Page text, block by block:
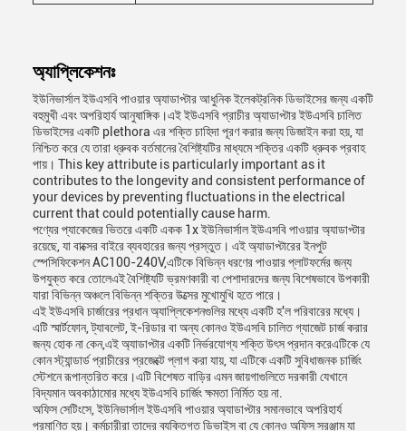
অ্যাপ্লিকেশনঃ
ইউনিভার্সাল ইউএসবি পাওয়ার অ্যাডাপ্টার আধুনিক ইলেকট্রনিক ডিভাইসের জন্য একটি
বহুমুখী এবং অপরিহার্য আনুষাঙ্গিক।এই ইউএসবি প্রাচীর অ্যাডাপ্টার ইউএসবি চালিত
ডিভাইসের একটি plethora এর শক্তি চাহিদা পূরণ করার জন্য ডিজাইন করা হয়, যা
নিশ্চিত করে যে তারা ধ্রুবক বর্তমানের বৈশিষ্ট্যটির মাধ্যমে শক্তির একটি ধ্রুবক প্রবাহ
পায়। This key attribute is particularly important as it
contributes to the longevity and consistent performance of
your devices by preventing fluctuations in the electrical
current that could potentially cause harm.
পণ্যের প্যাকেজের ভিতরে একটি একক 1x ইউনিভার্সাল ইউএসবি পাওয়ার অ্যাডাপ্টার
রয়েছে, যা বাক্সের বাইরে ব্যবহারের জন্য প্রস্তুত। এই অ্যাডাপ্টারের ইনপুট
স্পেসিফিকেশন AC100-240V,এটিকে বিভিন্ন ধরণের পাওয়ার প্লাটফর্মের জন্য
উপযুক্ত করে তোলেএই বৈশিষ্ট্যটি ভ্রমণকারী বা পেশাদারদের জন্য বিশেষভাবে উপকারী
যারা বিভিন্ন অঞ্চলে বিভিন্ন শক্তির উত্সের মুখোমুখি হতে পারে।
এই ইউএসবি চার্জারের প্রধান অ্যাপ্লিকেশনগুলির মধ্যে একটি হ'ল পরিবারের মধ্যে।
এটি স্মার্টফোন, ট্যাবলেট, ই-রিডার বা অন্য কোনও ইউএসবি চালিত গ্যাজেট চার্জ করার
জন্য হোক না কেন,এই অ্যাডাপ্টার একটি নির্ভরযোগ্য শক্তি উৎস প্রদান করেএটিকে যে
কোন স্ট্যান্ডার্ড প্রাচীরের প্রজেক্টে প্লাগ করা যায়, যা এটিকে একটি সুবিধাজনক চার্জিং
স্টেশনে রূপান্তরিত করে।এটি বিশেষত বাড়ির এমন জায়গাগুলিতে দরকারী যেখানে
বিদ্যমান অবকাঠামোর মধ্যে ইউএসবি চার্জিং ক্ষমতা নির্মিত হয় না.
অফিস সেটিংসে, ইউনিভার্সাল ইউএসবি পাওয়ার অ্যাডাপ্টার সমানভাবে অপরিহার্য
প্রমাণিত হয়। কর্মচারীরা তাদের ব্যক্তিগত ডিভাইস বা যে কোনও অফিস সরঞ্জাম যা